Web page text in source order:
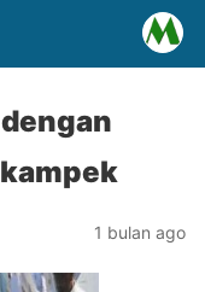
1 bulan ago